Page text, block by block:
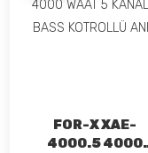
FOR-X XAE-
4000.5 4000